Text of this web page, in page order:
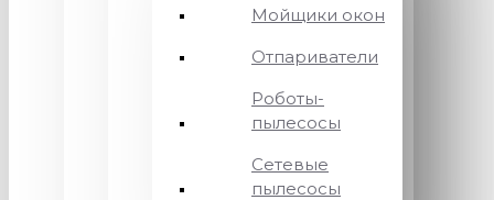
Мойщики окон
Отпариватели
Роботы-
пылесосы
Сетевые
пылесосы